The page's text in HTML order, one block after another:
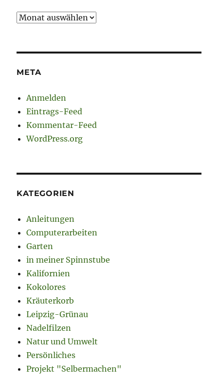
Archiv
META
Anmelden
Eintrags-Feed
Kommentar-Feed
WordPress.org
KATEGORIEN
Anleitungen
Computerarbeiten
Garten
in meiner Spinnstube
Kalifornien
Kokolores
Kräuterkorb
Leipzig-Grünau
Nadelfilzen
Natur und Umwelt
Persönliches
Projekt "Selbermachen"